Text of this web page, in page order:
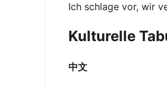
Ich schlage vor, wir
Kulturelle
中文